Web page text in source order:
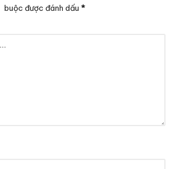
buộc được đánh dấu *